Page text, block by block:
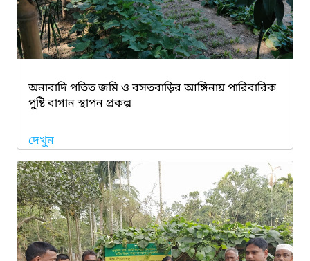
অনাবাদি পতিত জমি ও বসতবাড়ির আঙ্গিনায় পারিবারিক
পুষ্টি বাগান স্থাপন প্রকল্প
দেখুন